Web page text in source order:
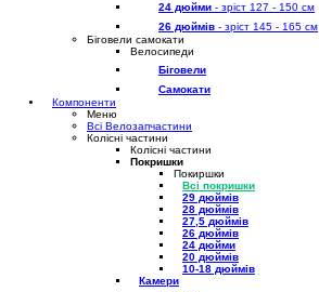
24 дюйми - зріст 127 - 150 см
26 дюймів - зріст 145 - 165 см
Біговели самокати
Велосипеди
Біговели
Самокати
Компоненти
Меню
Всі Велозапчастини
Колісні частини
Колісні частини
Покришки
Покиршки
Всі покришки
29 дюймів
28 дюймів
27,5 дюймів
26 дюймів
24 дюйми
20 дюймів
10-18 дюймів
Камери